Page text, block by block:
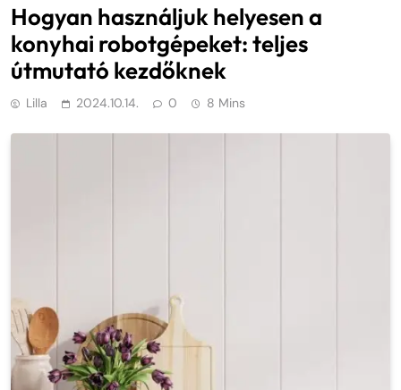
Hogyan használjuk helyesen a
konyhai robotgépeket: teljes
útmutató kezdőknek
Lilla 2024.10.14. 0 8 Mins